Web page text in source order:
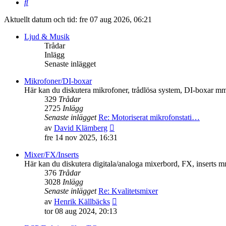
Aktuellt datum och tid: fre 07 aug 2026, 06:21
Ljud & Musik
Trådar
Inlägg
Senaste inlägget
Mikrofoner/DI-boxar
Här kan du diskutera mikrofoner, trådlösa system, DI-boxar
329 Trådar
2725 Inlägg
Senaste inlägget Re: Motoriserat mikrofonstati…
av David Klämberg
till
inlägget
fre 14 nov 2025, 16:31
Mixer/FX/Inserts
Här kan du diskutera digitala/analoga mixerbord, FX, inserts
376 Trådar
3028 Inlägg
Senaste inlägget Re: Kvalitetsmixer
av Henrik Källbäcks
tor 08 aug 2024, 20:13